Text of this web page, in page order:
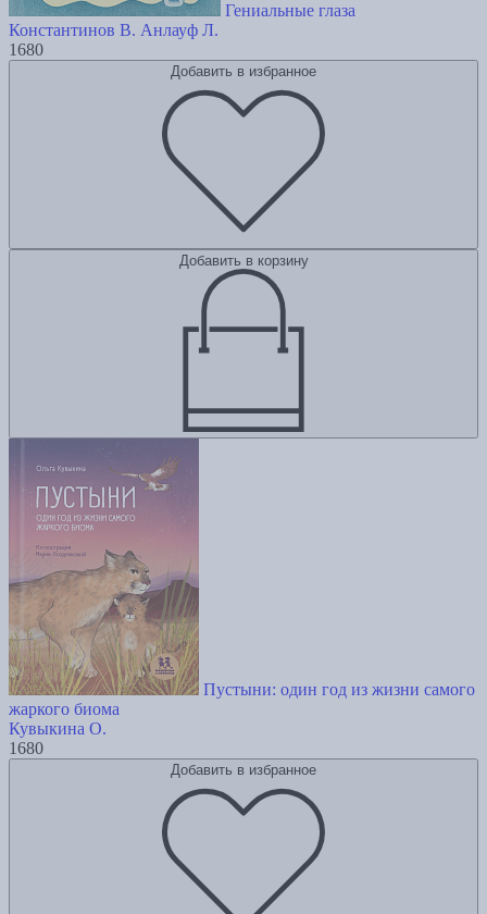
Гениальные глаза
Константинов В. Анлауф Л.
1680
Добавить в избранное
Добавить в корзину
Пустыни: один год из жизни самого
жаркого биома
Кувыкина О.
1680
Добавить в избранное